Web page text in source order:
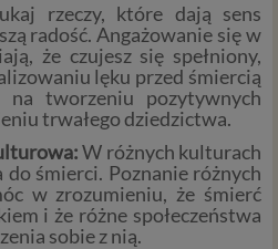
rzeczy, które dają sens
radość. Angażowanie się w
że czujesz się spełniony,
lęku przed śmiercią
na tworzeniu pozytywnych
trwałego dziedzictwa.
W różnych kulturach
śmierci. Poznanie różnych
w zrozumieniu, że śmierć
i że różne społeczeństwa
sobie z nią.